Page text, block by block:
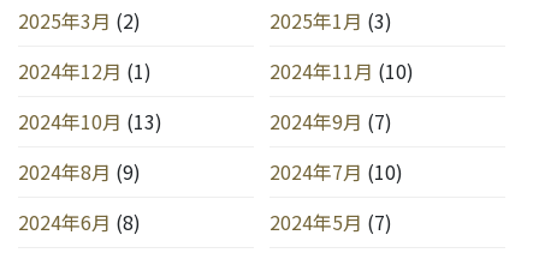
2025年3月 (2) 2025年1月 (3)
2024年12月 (1) 2024年11月 (10)
2024年10月 (13) 2024年9月 (7)
2024年8月 (9) 2024年7月 (10)
2024年6月 (8) 2024年5月 (7)